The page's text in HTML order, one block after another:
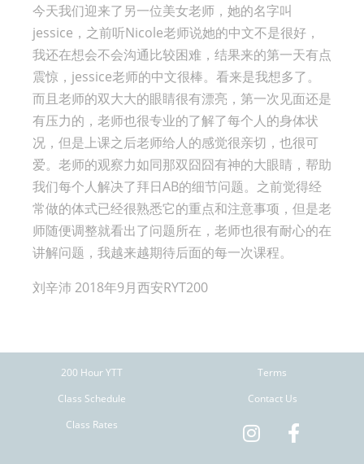
今天我们迎来了另一位美女老师，她的名字叫
jessice， 之前听Nicole老师说她的中文不是很好，
我还在想会不会沟通比较困难，结果来的第一天有点
震惊， jessice老师的中文很棒。看来是我想多了。
而且老师的双大大的眼睛很有漂亮，第一次见面还是
有压力的， 老师也很专业的了解了每个人的身体状
况， 但是上课之后老师给人的感觉很亲切，也很可
爱。 老师的观察力如同那双囧囧有神的大眼睛， 帮助
我们每个人解决了拜日AB的细节问题。 之前觉得经
常做的体式已经很熟悉它的重点和注意事项， 但是老
师随便调整就看出了问题所在， 老师也很有耐心的在
讲解问题，我越来越期待后面的每一次课程。
刘辛沛 2018年9月西安RYT200
200 Hour YTT
Class Schedule
Class Rates
Terms
Contact Us